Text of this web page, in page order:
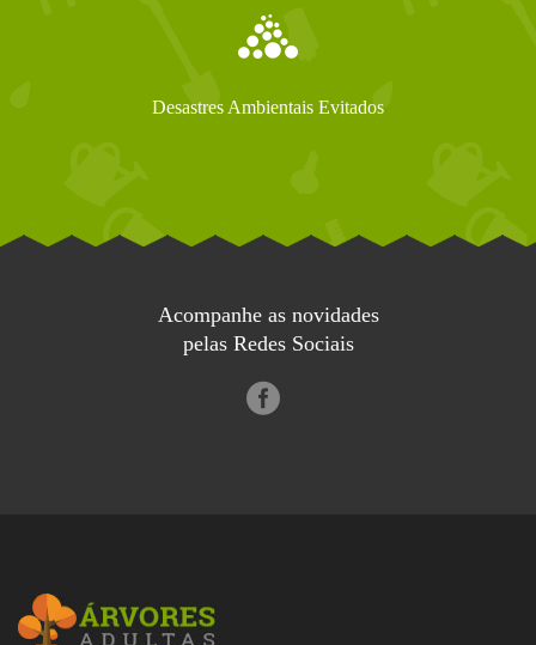
Desastres Ambientais Evitados
Acompanhe as novidades
pelas Redes Sociais